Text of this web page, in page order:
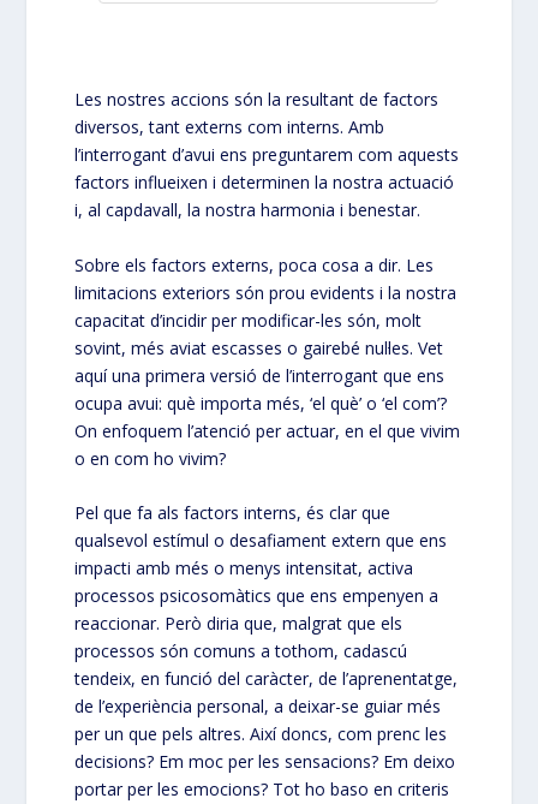
Les nostres accions són la resultant de factors
diversos, tant externs com interns. Amb
l’interrogant d’avui ens preguntarem com aquests
factors influeixen i determinen la nostra actuació
i, al capdavall, la nostra harmonia i benestar.
Sobre els factors externs, poca cosa a dir. Les
limitacions exteriors són prou evidents i la nostra
capacitat d’incidir per modificar-les són, molt
sovint, més aviat escasses o gairebé nul·les. Vet
aquí una primera versió de l’interrogant que ens
ocupa avui: què importa més, ‘el què’ o ‘el com’?
On enfoquem l’atenció per actuar, en el que vivim
o en com ho vivim?
Pel que fa als factors interns, és clar que
qualsevol estímul o desafiament extern que ens
impacti amb més o menys intensitat, activa
processos psicosomàtics que ens empenyen a
reaccionar. Però diria que, malgrat que els
processos són comuns a tothom, cadascú
tendeix, en funció del caràcter, de l’aprenentatge,
de l’experiència personal, a deixar-se guiar més
per un que pels altres. Així doncs, com prenc les
decisions? Em moc per les sensacions? Em deixo
portar per les emocions? Tot ho baso en criteris